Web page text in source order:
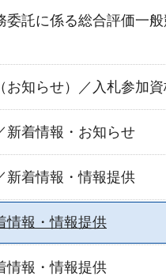
委託に係る総合評価一
お知らせ）／入札参加資
新着情報・お知らせ
新着情報・情報提供
情報・情報提供
情報・情報提供